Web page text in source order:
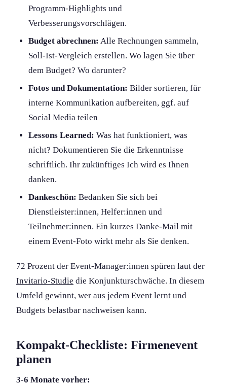
Programm-Highlights und
Verbesserungsvorschlägen.
Budget abrechnen: Alle Rechnungen sammeln,
Soll-Ist-Vergleich erstellen. Wo lagen Sie über
dem Budget? Wo darunter?
Fotos und Dokumentation: Bilder sortieren, für
interne Kommunikation aufbereiten, ggf. auf
Social Media teilen
Lessons Learned: Was hat funktioniert, was
nicht? Dokumentieren Sie die Erkenntnisse
schriftlich. Ihr zukünftiges Ich wird es Ihnen
danken.
Dankeschön: Bedanken Sie sich bei
Dienstleister:innen, Helfer:innen und
Teilnehmer:innen. Ein kurzes Danke-Mail mit
einem Event-Foto wirkt mehr als Sie denken.
72 Prozent der Event-Manager:innen spüren laut der
Invitario-Studie die Konjunkturschwäche. In diesem
Umfeld gewinnt, wer aus jedem Event lernt und
Budgets belastbar nachweisen kann.
Kompakt-Checkliste: Firmenevent
planen
3-6 Monate vorher: